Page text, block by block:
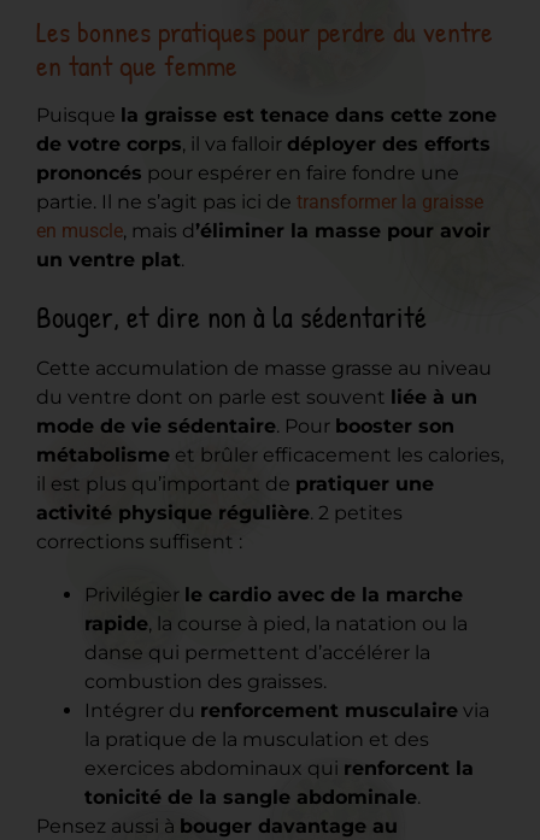
Les bonnes pratiques pour perdre du ventre
en tant que femme
Puisque la graisse est tenace dans cette zone
de votre corps, il va falloir déployer des efforts
prononcés pour espérer en faire fondre une
partie. Il ne s’agit pas ici de transformer la graisse
en muscle, mais d ’éliminer la masse pour avoir
un ventre plat.
Bouger, et dire non à la sédentarité
Cette accumulation de masse grasse au niveau
du ventre dont on parle est souvent liée à un
mode de vie sédentaire. Pour booster son
métabolisme et brûler efficacement les calories,
il est plus qu’important de pratiquer une
activité physique régulière. 2 petites
corrections suffisent :
Privilégier le cardio avec de la marche
rapide, la course à pied, la natation ou la
danse qui permettent d’accélérer la
combustion des graisses.
Intégrer du renforcement musculaire via
la pratique de la musculation et des
exercices abdominaux qui renforcent la
tonicité de la sangle abdominale.
Pensez aussi à bouger davantage au